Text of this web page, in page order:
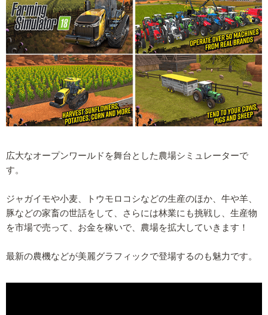
広大なオープンワールドを舞台とした農場シミュレーターで
す。
ジャガイモや小麦、トウモロコシなどの生産のほか、牛や羊、
豚などの家畜の世話をして、さらには林業にも挑戦し、生産物
を市場で売って、お金を稼いで、農場を拡大していきます！
最新の農機などが美麗グラフィックで登場するのも魅力です。